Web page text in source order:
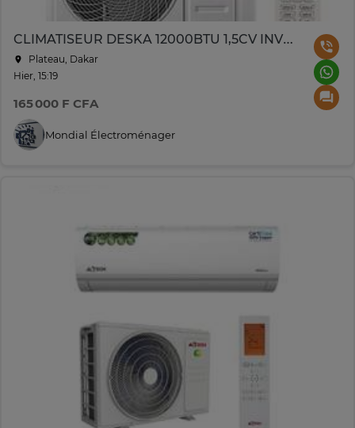
CLIMATISEUR DESKA 12000BTU 1,5CV INVERTER
Plateau, Dakar
Hier, 15:19
165 000 F CFA
Mondial Électroménager